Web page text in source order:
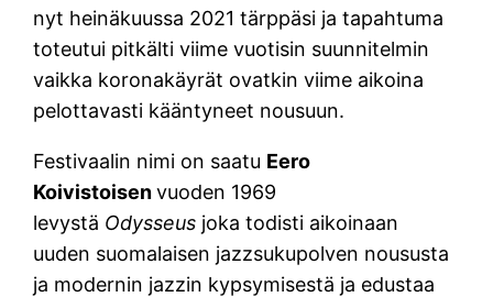
nyt heinäkuussa 2021 tärppäsi ja tapahtuma
toteutui pitkälti viime vuotisin suunnitelmin
vaikka koronakäyrät ovatkin viime aikoina
pelottavasti kääntyneet nousuun.
Festivaalin nimi on saatu Eero
Koivistoisenvuoden 1969
levystä Odysseus joka todisti aikoinaan
uuden suomalaisen jazzsukupolven noususta
ja modernin jazzin kypsymisestä ja edustaa